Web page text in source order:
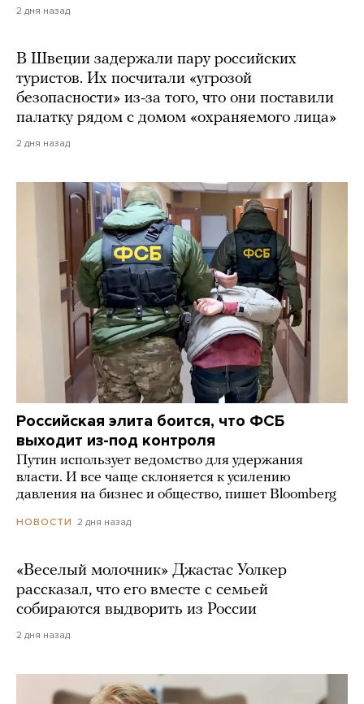
2 дня назад
В Швеции задержали пару российских
туристов. Их посчитали «угрозой
безопасности» из-за того, что они поставили
палатку рядом с домом «охраняемого лица»
2 дня назад
Российская элита боится, что ФСБ
выходит из-под контроля
Путин использует ведомство для удержания
власти. И все чаще склоняется к усилению
давления на бизнес и общество, пишет Bloomberg
НОВОСТИ 2 дня назад
«Веселый молочник» Джастас Уолкер
рассказал, что его вместе с семьей
собираются выдворить из России
2 дня назад